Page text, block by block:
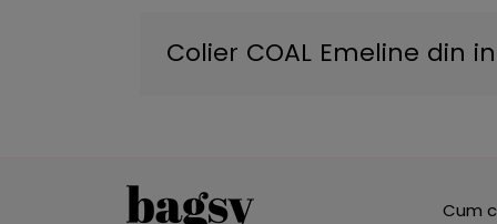
Colier COAL Emeline din
Cum